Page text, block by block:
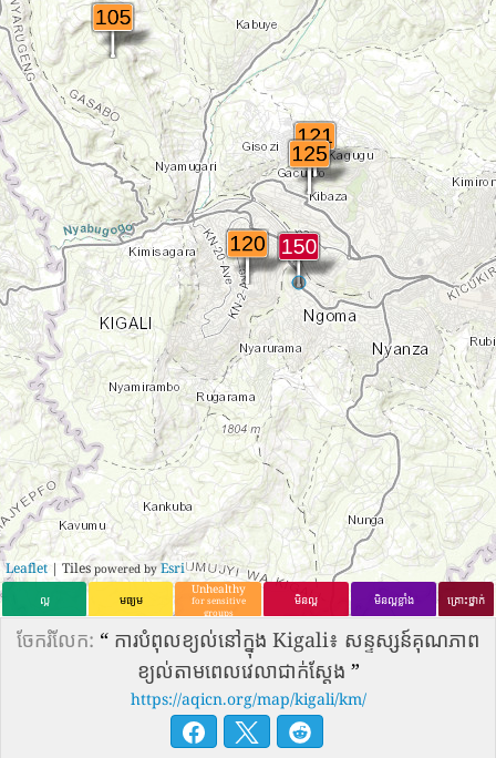
Leaflet | Tiles powered by Esri
ល្អ មធ្យម
Unhealthy
for sensitive
groups
មិនល្អ មិនល្អខ្លាំង គ្រោះថ្នាក់
ចែករំលែក: “ ការបំពុលខ្យល់នៅក្នុង Kigali៖ សន្ទស្សន៍គុណភាព
ខ្យល់តាមពេលវេលាជាក់ស្តែង ”
https://aqicn.org/map/kigali/km/